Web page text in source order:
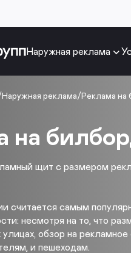
Наружная реклама
Наружная реклама/Реклама на
на
щит с размером
считается самым
несмотря на то, что
улицах, обзор на
и пешеходам.